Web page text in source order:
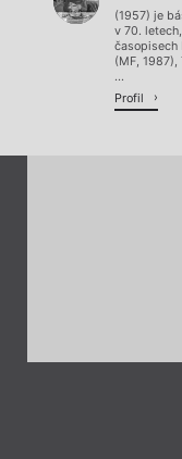
(1957) je
v 70.
časopisech
(MF,
...
Profil